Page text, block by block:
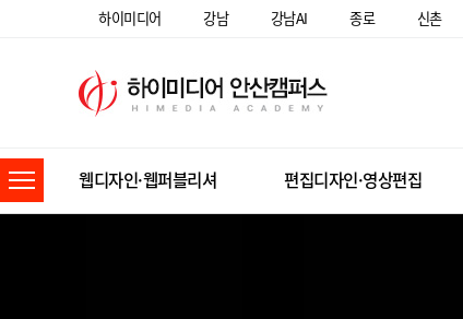
하이미디어 강남 강남AI 종로 신촌
웹디자인·웹퍼블리셔 편집디자인·영상편집